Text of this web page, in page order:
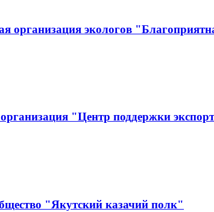
организация экологов
"Центр поддержки
"Якутский казачий полк"